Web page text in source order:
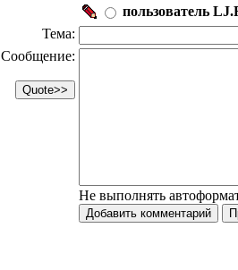
пользователь
Тема:
Сообщение:
Не выполнять